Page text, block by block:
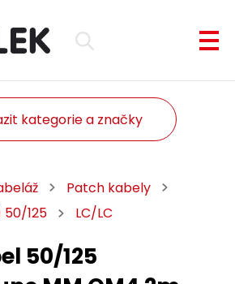
kategorie a značky
Patch kabely
125
LC/LC
50/125